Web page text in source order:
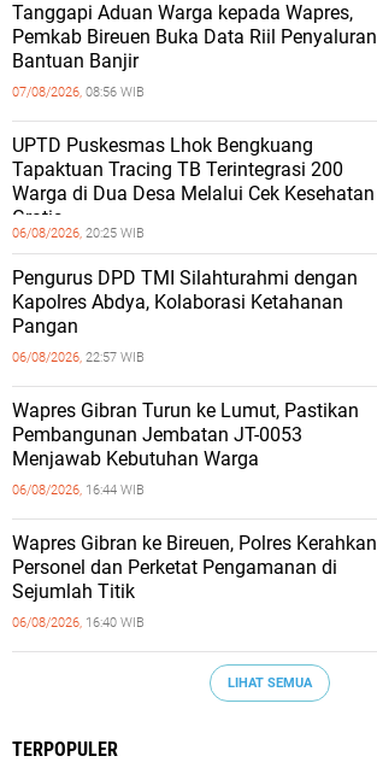
Tanggapi Aduan Warga kepada Wapres,
Pemkab Bireuen Buka Data Riil Penyaluran
Bantuan Banjir
07/08/2026, 08:56 WIB
UPTD Puskesmas Lhok Bengkuang
Tapaktuan ‎Tracing TB Terintegrasi 200
Warga di Dua Desa Melalui Cek Kesehatan
Gratis
06/08/2026, 20:25 WIB
Pengurus DPD TMI Silahturahmi dengan
Kapolres Abdya, Kolaborasi Ketahanan
Pangan
06/08/2026, 22:57 WIB
Wapres Gibran Turun ke Lumut, Pastikan
Pembangunan Jembatan JT-0053
Menjawab Kebutuhan Warga
06/08/2026, 16:44 WIB
Wapres Gibran ke Bireuen, Polres Kerahkan
Personel dan Perketat Pengamanan di
Sejumlah Titik
06/08/2026, 16:40 WIB
LIHAT SEMUA
TERPOPULER